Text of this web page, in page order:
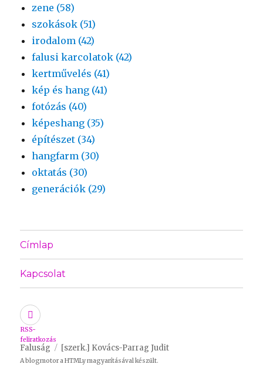
zene (58)
szokások (51)
irodalom (42)
falusi karcolatok (42)
kertművelés (41)
kép és hang (41)
fotózás (40)
képeshang (35)
építészet (34)
hangfarm (30)
oktatás (30)
generációk (29)
Címlap
Kapcsolat
RSS-
feliratkozás
Faluság [szerk.] Kovács-Parrag Judit
A blogmotor aHTMLymagyarításával készült.